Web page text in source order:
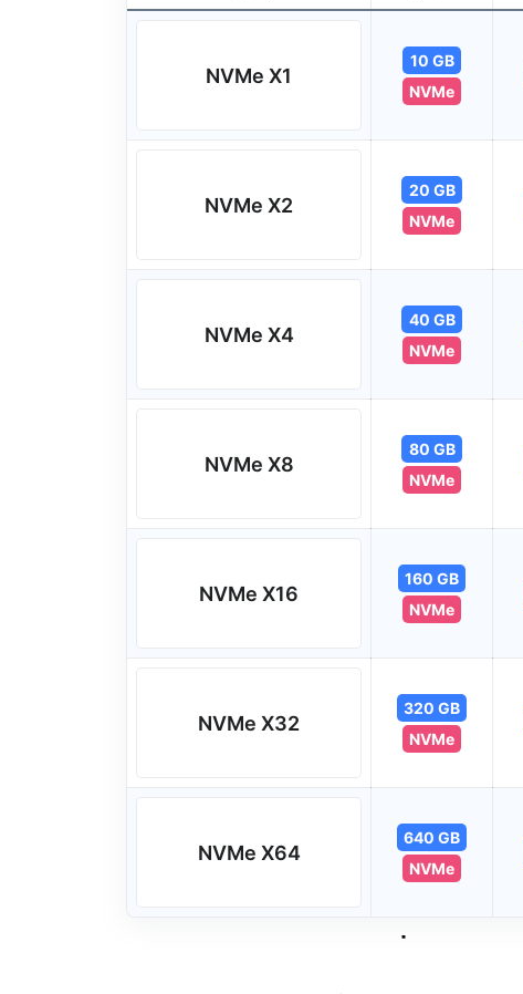
NVMe X1
10 GB
NVMe
NVMe X2
20 GB
NVMe
NVMe X4
40 GB
NVMe
NVMe X8
80 GB
NVMe
NVMe X16
160 GB
NVMe
NVMe X32
320 GB
NVMe
NVMe X64
640 GB
NVMe